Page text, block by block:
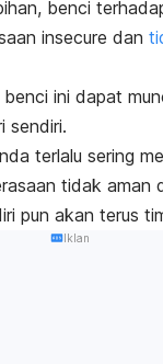
benci
insecure dan
ini dapat
sendiri.
terlalu sering
tidak aman
pun akan terus
Iklan